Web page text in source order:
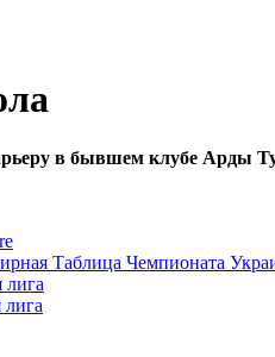
в бывшем клубе Арды
Таблица Чемпионата